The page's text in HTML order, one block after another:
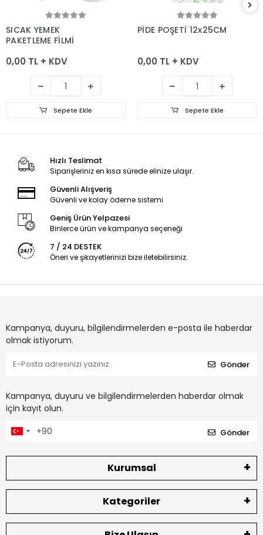
SICAK YEMEK
PAKETLEME FİLMİ
0,00 TL + KDV
Sepete Ekle
Sepete Ekle
PİDE POŞETİ 12x25CM
0,00 TL + KDV
Sepete Ekle
Hızlı Teslimat
Siparişleriniz en kısa sürede elinize ulaşır.
Güvenli Alışveriş
Güvenli ve kolay ödeme sistemi
Geniş Ürün Yelpazesi
Binlerce ürün ve kampanya seçeneği
7 / 24 DESTEK
Öneri ve şikayetlerinizi bize iletebilirsiniz.
Kampanya, duyuru, bilgilendirmelerden e-posta ile haberdar
olmak istiyorum.
Gönder
Kampanya, duyuru ve bilgilendirmelerden haberdar olmak
için kayıt olun.
Gönder
Kurumsal
Kategoriler